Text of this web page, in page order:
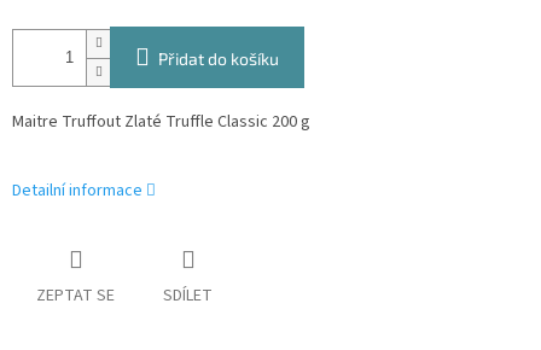
Přidat do košíku
Maitre Truffout Zlaté Truffle Classic 200 g
Detailní informace
ZEPTAT SE SDÍLET